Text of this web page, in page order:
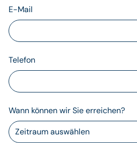
E-Mail
Telefon
Wann können wir Sie erreichen?